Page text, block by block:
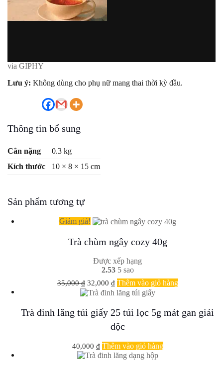
via GIPHY
Lưu ý: Không dùng cho phụ nữ mang thai thời kỳ đầu.
Thông tin bổ sung
Cân nặng
0.3 kg
Kích thước
10 × 8 × 15 cm
Sản phẩm tương tự
Giảm giá!
Trà chùm ngây cozy 40g
Được xếp hạng
2.535 sao
35,000₫ Giá
gốc
là:
35,000 ₫.
32,000 ₫Giá
hiện
là:
32,000 ₫.
Thêm vào giỏ hàng
Trà đinh lăng túi giấy 25 túi lọc 5g mát gan giải
độc
40,000 ₫ Thêm vào giỏ hàng